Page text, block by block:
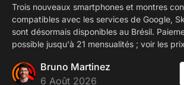
Trois nouveaux smartphones et montres
compatibles avec les services de Google,
sont désormais disponibles au Brésil.
possible jusqu'à 21 mensualités ; voir les
Bruno Martinez
6 Août 2026